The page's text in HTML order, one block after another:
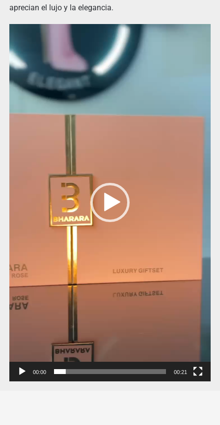
aprecian el lujo y la elegancia.
de
vídeo
00:00 00:21